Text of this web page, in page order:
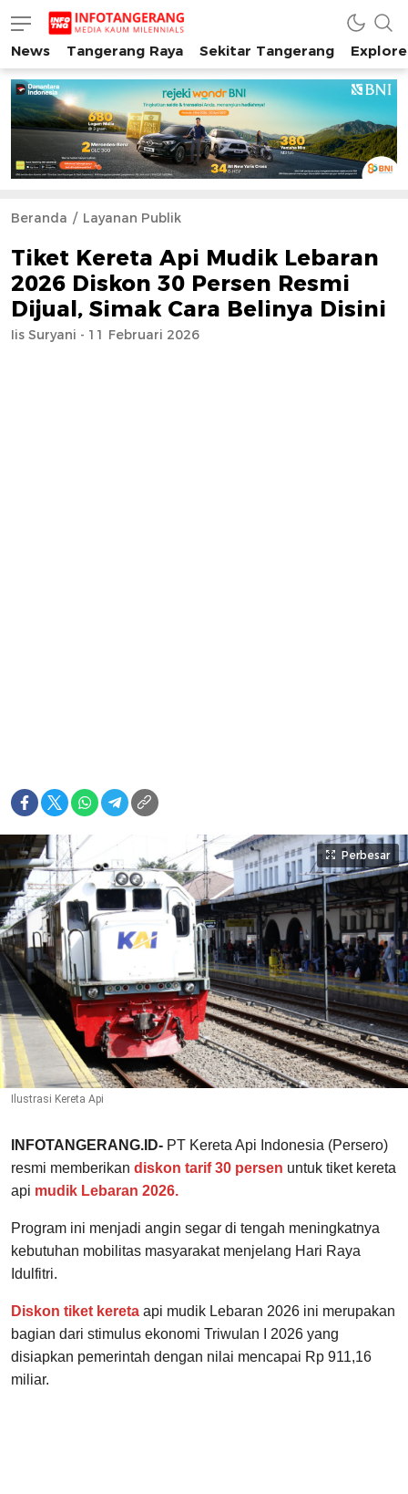
INFO TANGERANG
Media Kaum Millenials Tangerang Raya
News Tangerang Raya Sekitar Tangerang
Beranda Layanan Publik
Tiket Kereta Api Mudik Lebaran
2026 Diskon 30 Persen Resmi
Dijual, Simak Cara Belinya Disini
Iis Suryani - 11 Februari 2026
Perbesar
Ilustrasi Kereta Api
INFOTANGERANG.ID- PT Kereta Api Indonesia (Persero)
resmi memberikan diskon tarif 30 persen untuk tiket kereta
api mudik Lebaran 2026.
Program ini menjadi angin segar di tengah meningkatnya
kebutuhan mobilitas masyarakat menjelang Hari Raya
Idulfitri.
Diskon tiket kereta api mudik Lebaran 2026 ini merupakan
bagian dari stimulus ekonomi Triwulan I 2026 yang
disiapkan pemerintah dengan nilai mencapai Rp 911,16
miliar.